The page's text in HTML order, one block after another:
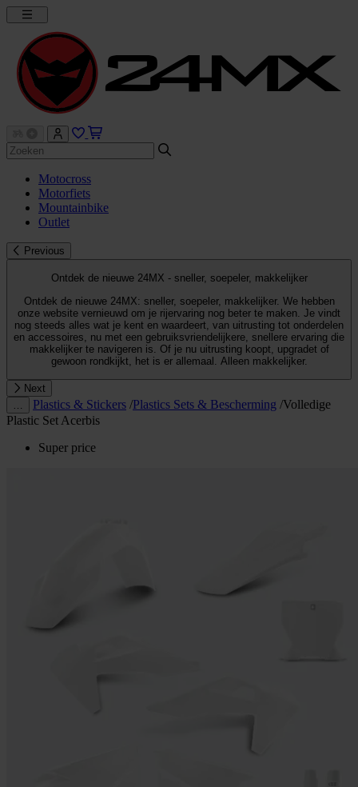
Motocross
Motorfiets
Mountainbike
Outlet
Previous
Ontdek de nieuwe 24MX - sneller, soepeler, makkelijker
Ontdek de nieuwe 24MX: sneller, soepeler, makkelijker. We hebben
onze website vernieuwd om je rijervaring nog beter te maken. Je vindt
nog steeds alles wat je kent en waardeert, van uitrusting tot onderdelen
en accessoires, nu met een gebruiksvriendelijkere, snellere ervaring die
makkelijker te navigeren is. Of je nu uitrusting koopt, upgradet of
gewoon rondkijkt, het is er allemaal. Alleen makkelijker.
Next
Plastics & Stickers /Plastics Sets & Bescherming /Volledige
Plastic Set Acerbis
Super price